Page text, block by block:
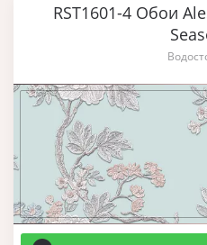
RST1601-4 Обои